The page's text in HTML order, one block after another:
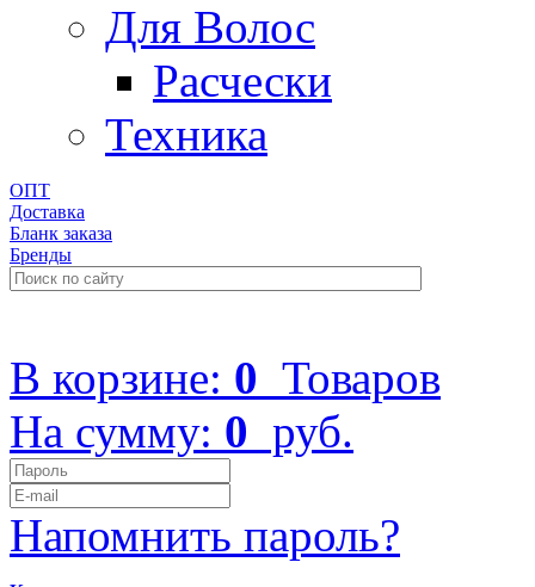
Для Волос
Расчески
Техника
ОПТ
Доставка
Бланк заказа
Бренды
В корзине: 0 Товаров
На сумму: 0 руб.
Напомнить пароль?